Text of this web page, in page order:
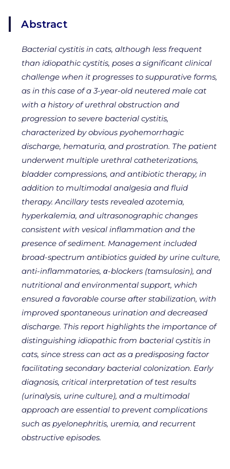
Abstract
Bacterial cystitis in cats, although less frequent
than idiopathic cystitis, poses a significant clinical
challenge when it progresses to suppurative forms,
as in this case of a 3-year-old neutered male cat
with a history of urethral obstruction and
progression to severe bacterial cystitis,
characterized by obvious pyohemorrhagic
discharge, hematuria, and prostration. The patient
underwent multiple urethral catheterizations,
bladder compressions, and antibiotic therapy, in
addition to multimodal analgesia and fluid
therapy. Ancillary tests revealed azotemia,
hyperkalemia, and ultrasonographic changes
consistent with vesical inflammation and the
presence of sediment. Management included
broad-spectrum antibiotics guided by urine culture,
anti-inflammatories, α-blockers (tamsulosin), and
nutritional and environmental support, which
ensured a favorable course after stabilization, with
improved spontaneous urination and decreased
discharge. This report highlights the importance of
distinguishing idiopathic from bacterial cystitis in
cats, since stress can act as a predisposing factor
facilitating secondary bacterial colonization. Early
diagnosis, critical interpretation of test results
(urinalysis, urine culture), and a multimodal
approach are essential to prevent complications
such as pyelonephritis, uremia, and recurrent
obstructive episodes.